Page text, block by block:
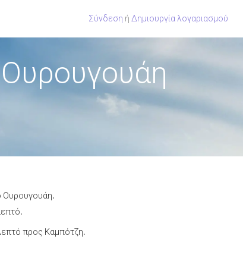
Σύνδεση ή Δημιουργία λογαριασμού
Ουρουγουάη.
προς Καμπότζη.